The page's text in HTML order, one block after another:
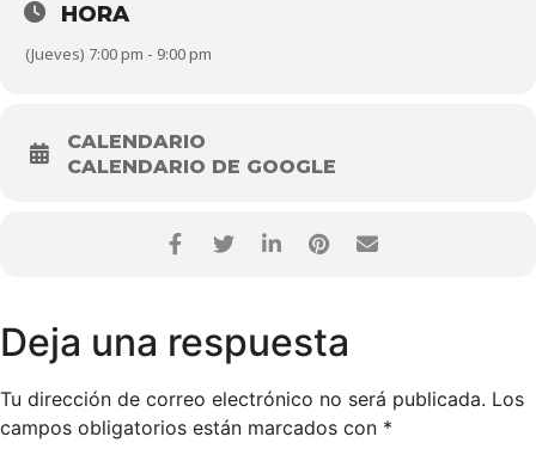
HORA
(Jueves) 7:00 pm - 9:00 pm
CALENDARIO
CALENDARIO DE GOOGLE
Deja una respuesta
Tu dirección de correo electrónico no será publicada. Los
campos obligatorios están marcados con *